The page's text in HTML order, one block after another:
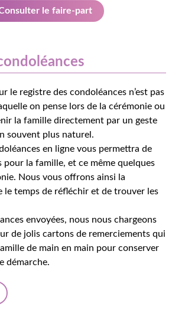
le faire-part
le registre des condoléances n’est pas
on pense lors de la cérémonie ou
la famille directement par un geste
souvent plus naturel.
en ligne vous permettra de
pour la famille, et ce même quelques
Nous vous offrons ainsi la
le temps de réfléchir et de trouver les
envoyées, nous nous chargeons
de jolis cartons de remerciements qui
de main en main pour conserver
démarche.